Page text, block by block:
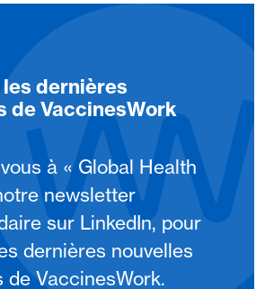
dernières
de VaccinesWork
à « Global Health
newsletter
sur LinkedIn, pour
dernières nouvelles
de VaccinesWork.